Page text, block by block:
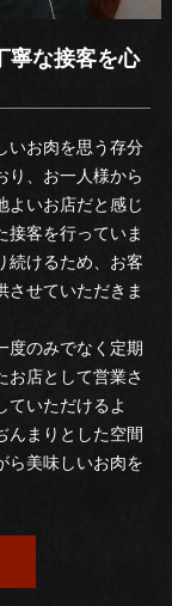
寧な接客を心
いお肉を思う存分
り、お一人様から
よいお店だと感じ
接客を行っていま
続けるため、お客
させていただきま
度のみでなく定期
お店として営業さ
ていただけるよ
んまりとした空間
ら美味しいお肉を